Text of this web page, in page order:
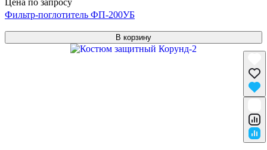
Цена по запросу
Фильтр-поглотитель ФП-200УБ
В корзину